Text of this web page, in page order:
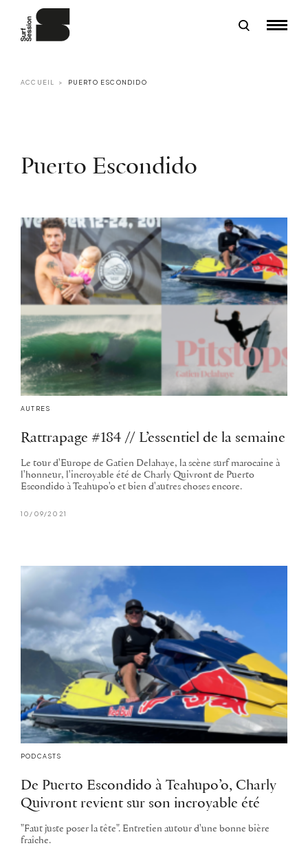
ACCUEIL PUERTO ESCONDIDO
Puerto Escondido
AUTRES
Rattrapage #184 // L’essentiel de la semaine
Le tour d'Europe de Gatien Delahaye, la scène surf marocaine à
l'honneur, l'incroyable été de Charly Quivront de Puerto
Escondido à Teahupo'o et bien d'autres choses encore.
10/09/2021
PODCASTS
De Puerto Escondido à Teahupo’o, Charly
Quivront revient sur son incroyable été
"Faut juste poser la tête". Entretien autour d'une bonne bière
fraîche.